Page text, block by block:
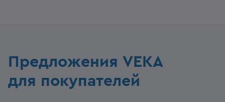
Предложения VEKA
для покупателей